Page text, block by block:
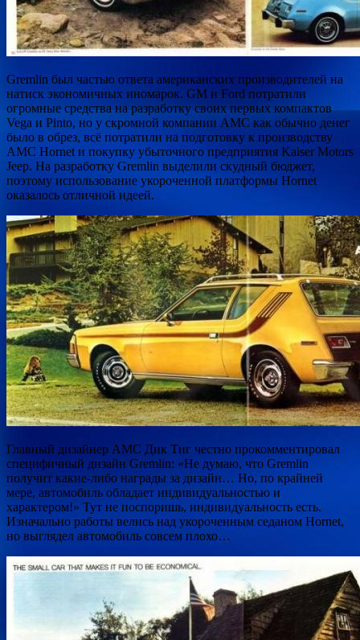
Gremlin был частью ответа американских производителей на
натиск экономичных иномарок. GM и Ford потратили
огромные средства на разработку своих первых компактов
Vega и Pinto, но у скромной компании AMC как обычно денег
было в обрез, всё потратили на подготовку к производству
AMC Hornet и покупку убыточного предприятия Kaiser Motors
Jeep. На разработку Gremlin выделили скудный бюджет,
поэтому использование укороченной платформы Hornet
оказалось отличной идеей.
Главный дизайнер AMC Дик Тиг честно прокомментировал
специфичный дизайн Gremlin: «Не думаю, что Gremlin
получит какие-либо награды за дизайн… Но, по крайней
мере, автомобиль обладает индивидуальностью и
характером!» Тут не поспоришь, индивидуальность есть.
Изначально работы велись над укороченным седаном Hornet,
но выглядел автомобиль совсем плохо…